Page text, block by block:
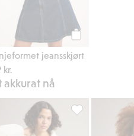
jeansskjørt
nå
Legg til i favoriter
Blouson-